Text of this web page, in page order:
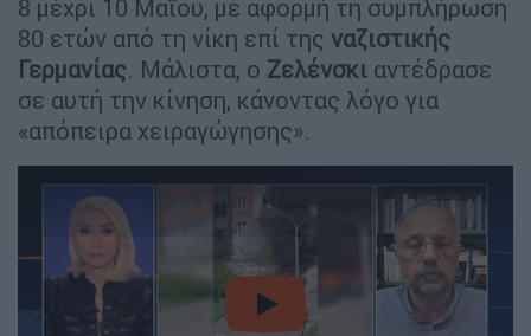
8 μέχρι 10 Μαΐου, με αφορμή τη συμπλήρωση
80 ετών από τη νίκη επί της ναζιστικής
Γερμανίας. Μάλιστα, ο Ζελένσκι αντέδρασε
σε αυτή την κίνηση, κάνοντας λόγο για
«απόπειρα χειραγώγησης».
video